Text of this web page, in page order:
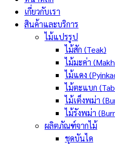
เกี่ยวกับเรา
สินค้าและบริการ
ไม้แปรรูป
ไม้สัก (Teak)
ไม้มะค่า
ไม้แดง
ไม้ตะแบก
ไม้เต็งพม่า
ไม้รังพม่า
ผลิตภัณฑ์จากไม้
ชุดบันได